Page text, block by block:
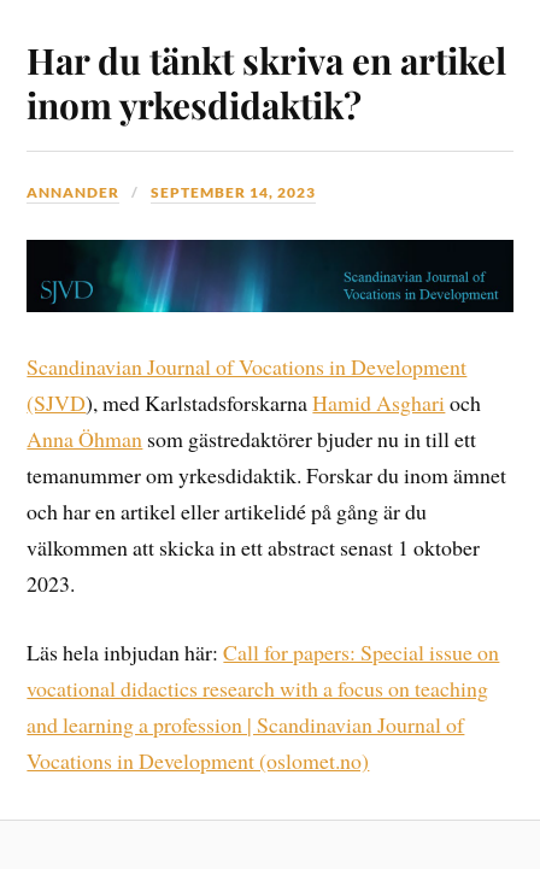
Har du tänkt skriva en artikel
inom yrkesdidaktik?
ANNANDER SEPTEMBER 14, 2023
Scandinavian Journal of Vocations in Development
(SJVD), med KarlstadsforskarnaHamid Asgharioch
Anna Öhman som gästredaktörer bjuder nu in till ett
temanummer om yrkesdidaktik. Forskar du inom ämnet
och har en artikel eller artikelidé på gång är du
välkommen att skicka in ett abstract senast 1 oktober
2023.
Läs hela inbjudan här:Call for papers: Special issue on
vocational didactics research with a focus on teaching
and learning a profession | Scandinavian Journal of
Vocations in Development (oslomet.no)